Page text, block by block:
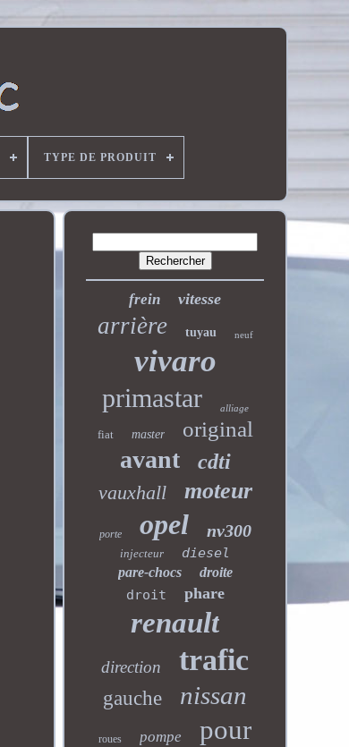
TYPE DE PRODUIT
frein vitesse
arrière tuyau neuf
vivaro
primastar alliage
fiat master original
avant cdti
vauxhall moteur
porte opel nv300
injecteur diesel
pare-chocs droite
droit phare
renault
direction trafic
gauche nissan
roues pompe pour